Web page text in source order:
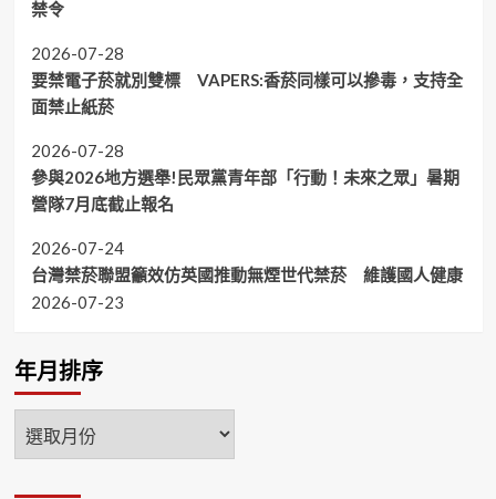
禁令
2026-07-28
要禁電子菸就別雙標 VAPERS:香菸同樣可以摻毒，支持全
面禁止紙菸
2026-07-28
參與2026地方選舉!民眾黨青年部「行動！未來之眾」暑期
營隊7月底截止報名
2026-07-24
台灣禁菸聯盟籲效仿英國推動無煙世代禁菸 維護國人健康
2026-07-23
年月排序
年
月